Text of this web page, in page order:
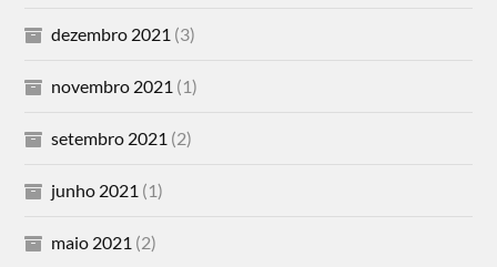
dezembro 2021 (3)
novembro 2021 (1)
setembro 2021 (2)
junho 2021 (1)
maio 2021 (2)